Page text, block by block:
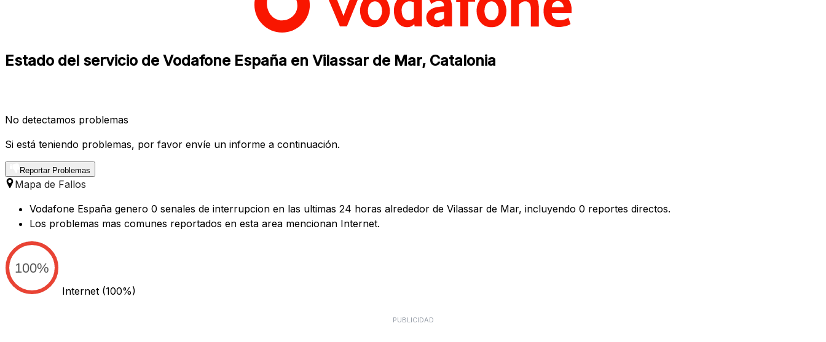
Estado del servicio de Vodafone España en Vilassar de Mar, Catalonia
No detectamos problemas
Si está teniendo problemas, por favor envíe un informe a continuación.
Reportar Problemas
Mapa de Fallos
Vodafone España genero 0 senales de interrupcion en las ultimas 24 horas alrededor de Vilassar de Mar, incluyendo 0 reportes directos.
Los problemas mas comunes reportados en esta area mencionan Internet.
100%
Internet (100%)
PUBLICIDAD